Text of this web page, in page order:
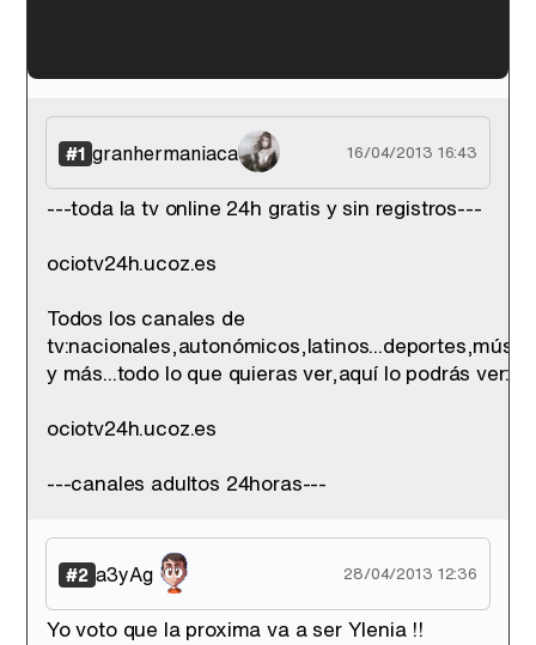
'120 Minutos' celebra sus 2.000 programas en Telemadrid con un vídeo del día a día en la redacción
Tráiler de la tercera temporada de 'The Walking Dead: Dead City' de AMC+
#1 granhermaniaca 16/04/2013 16:43
---toda la tv online 24h gratis y sin registros---
ociotv24h.ucoz.es
Todos los canales de
y más...todo lo que quieras ver,aquí lo podrás ver:
ociotv24h.ucoz.es
---canales adultos 24horas---
#2 a3yAg 28/04/2013 12:36
Yo voto que la proxima va a ser Ylenia !!